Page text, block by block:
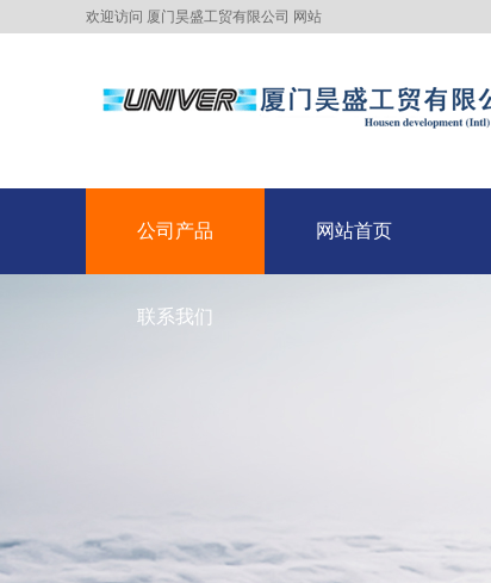
欢迎访问 厦门昊盛工贸有限公司 网站
公司产品 网站首页
联系我们
联系我们